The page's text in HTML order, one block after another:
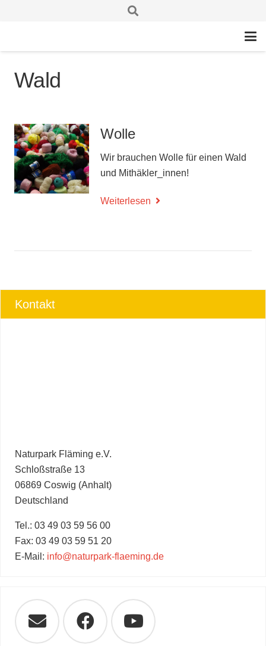
Wald
Wolle
Wir brauchen Wolle für einen Wald
und Mithäkler_innen!
Weiterlesen
Kontakt
Naturpark Fläming e.V.
Schloßstraße 13
06869 Coswig (Anhalt)
Deutschland
Tel.: 03 49 03 59 56 00
Fax: 03 49 03 59 51 20
E-Mail: info@naturpark-flaeming.de